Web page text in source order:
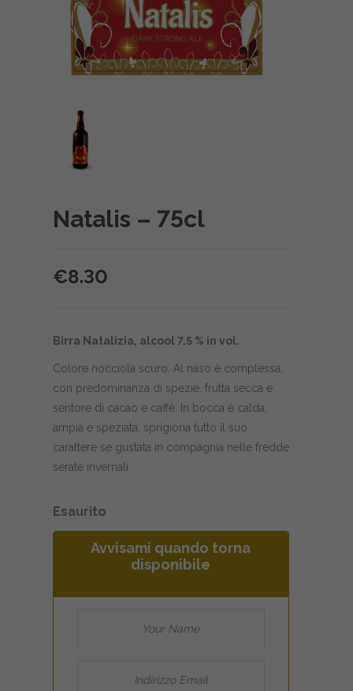
Natalis – 75cl
€8.30
Birra Natalizia, alcool 7.5 % in vol.
Colore nocciola scuro. Al naso è complessa,
con predominanza di spezie, frutta secca e
sentore di cacao e caffè. In bocca è calda,
ampia e speziata, sprigiona tutto il suo
carattere se gustata in compagnia nelle fredde
serate invernali
Esaurito
Avvisami quando torna
disponibile